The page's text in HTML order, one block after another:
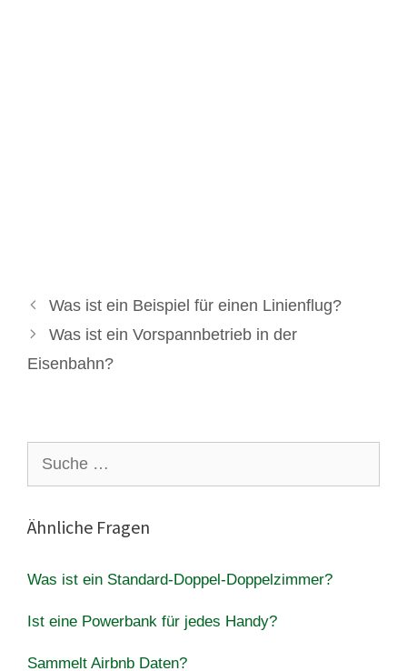
Was ist ein Beispiel für einen Linienflug?
Was ist ein Vorspannbetrieb in der
Eisenbahn?
nach:
Ähnliche Fragen
Was ist ein Standard-Doppel-Doppelzimmer?
Ist eine Powerbank für jedes Handy?
Sammelt Airbnb Daten?